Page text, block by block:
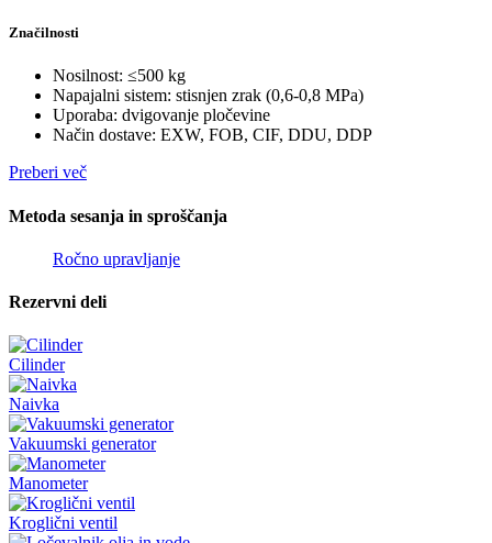
Značilnosti
Nosilnost: ≤500 kg
Napajalni sistem: stisnjen zrak (0,6-0,8 MPa)
Uporaba: dvigovanje pločevine
Način dostave: EXW, FOB, CIF, DDU, DDP
Preberi več
Metoda sesanja in sproščanja
Ročno upravljanje
Rezervni deli
Cilinder
Naivka
Vakuumski generator
Manometer
Kroglični ventil